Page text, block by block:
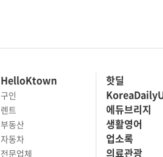
HelloKtown
구인
렌트
부동산
핫딜
KoreaDailyUs
에듀브리지
생활영어